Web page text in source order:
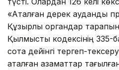
«Аталған дерек аудандық
Құзырлы органдар
Қылмыстық кодексінің 335-
сотқа дейінгі тергеп-
аталған азаматтар